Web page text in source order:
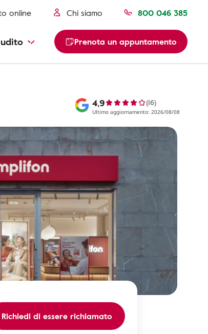
online Chi siamo 800 046 385
Prenota un appuntamento
4,9 (16)
Ultimo aggiornamento: 2026/08/08
Richiedi di essere richiamato